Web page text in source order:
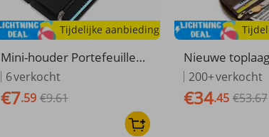
Tijdelijke aanbieding
Mini-houder Portefeuilles
Rits Broekzak Slanke Magis
che Mannelijke Portemonn
ee Kwaliteit PU-leer Credit
bankkaarthouder Kleine h
6verkocht
€7.59 €9.61
Nieuwe
d gesp rits
nnee
en transparant
200+verkocht
€34.45 €53.67